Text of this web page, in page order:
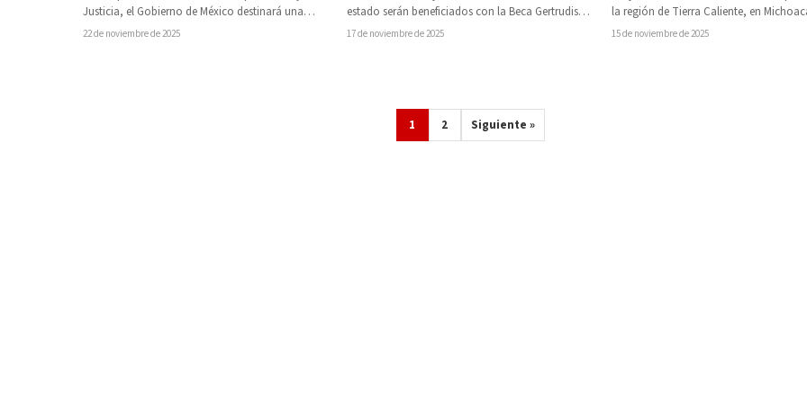
Justicia, el Gobierno de México destinará una
inversión superior a…
22 de noviembre de 2025
estado serán beneficiados con la Beca Gertrudis
Bocanegra, un apoyo económico…
17 de noviembre de 2025
la región de Tierra Caliente, en
del Plan Michoacán.…
15 de noviembre de 2025
1 2 Siguiente »